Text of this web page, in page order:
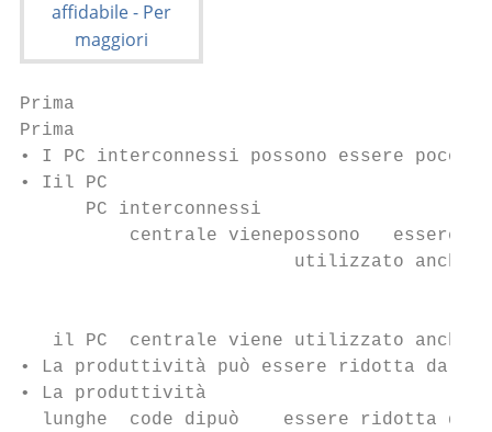
Prima
Prima
• I PC interconnessi possono essere
• Iil PC
      PC interconnessi
          centrale vienepossono   essere
utilizzato
il PC  centrale viene utilizzato anche
• La produttività può essere ridotta da
• La produttività
lunghe  code dipuò    essere ridotta da